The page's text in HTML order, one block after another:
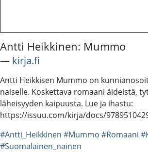
Antti Heikkinen: Mummo
― kirja.fi
Antti Heikkisen Mummo on
naiselle. Koskettava romaani äideistä,
läheisyyden kaipuusta. Lue ja ihastu:
https://issuu.com/kirja/docs/
#Antti_Heikkinen #Mummo #Romaani
#Suomalainen_nainen